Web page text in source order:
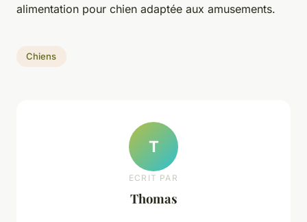
alimentation pour chien adaptée aux amusements.
Chiens
T
ECRIT PAR
Thomas